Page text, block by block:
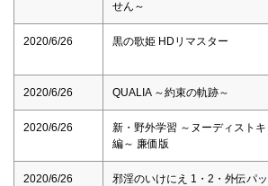
せん～
2020/6/26 黒の歌姫 HDリマスター
2020/6/26 QUALIA ～約束の軌跡～
2020/6/26
新・野外学習 ～ヌーディスト
編～ 廉価版
2020/6/26 邪淫のいけにえ 1・2・外伝パ